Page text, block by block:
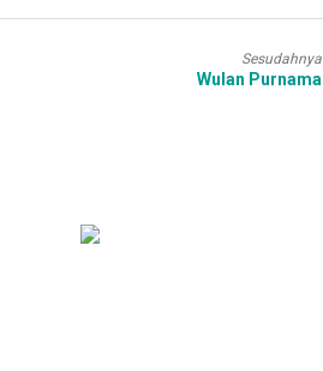
Sesudahnya
Wulan Purnama